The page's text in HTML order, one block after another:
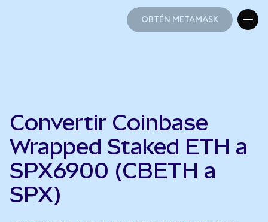
OBTÉN METAMASK
Convertir Coinbase
Wrapped Staked ETH a
SPX6900 (CBETH a
SPX)